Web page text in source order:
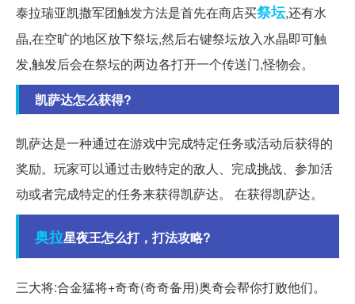
泰拉瑞亚凯撒军团触发方法是首先在商店买祭坛,还有水
晶,在空旷的地区放下祭坛,然后右键祭坛放入水晶即可触
发,触发后会在祭坛的两边各打开一个传送门,怪物会。
凯萨达怎么获得?
凯萨达是一种通过在游戏中完成特定任务或活动后获得的
奖励。玩家可以通过击败特定的敌人、完成挑战、参加活
动或者完成特定的任务来获得凯萨达。 在获得凯萨达。
奥拉星夜王怎么打，打法攻略?
三大将:合金猛将+奇奇(奇奇备用)奥奇会帮你打败他们。